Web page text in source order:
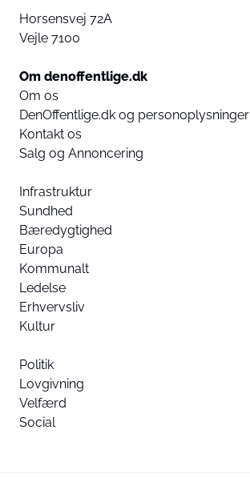
Horsensvej 72A
Vejle 7100
Om denoffentlige.dk
Om os
DenOffentlige.dk og personoplysninger
Kontakt os
Salg og Annoncering
Infrastruktur
Sundhed
Bæredygtighed
Europa
Kommunalt
Ledelse
Erhvervsliv
Kultur
Politik
Lovgivning
Velfærd
Social